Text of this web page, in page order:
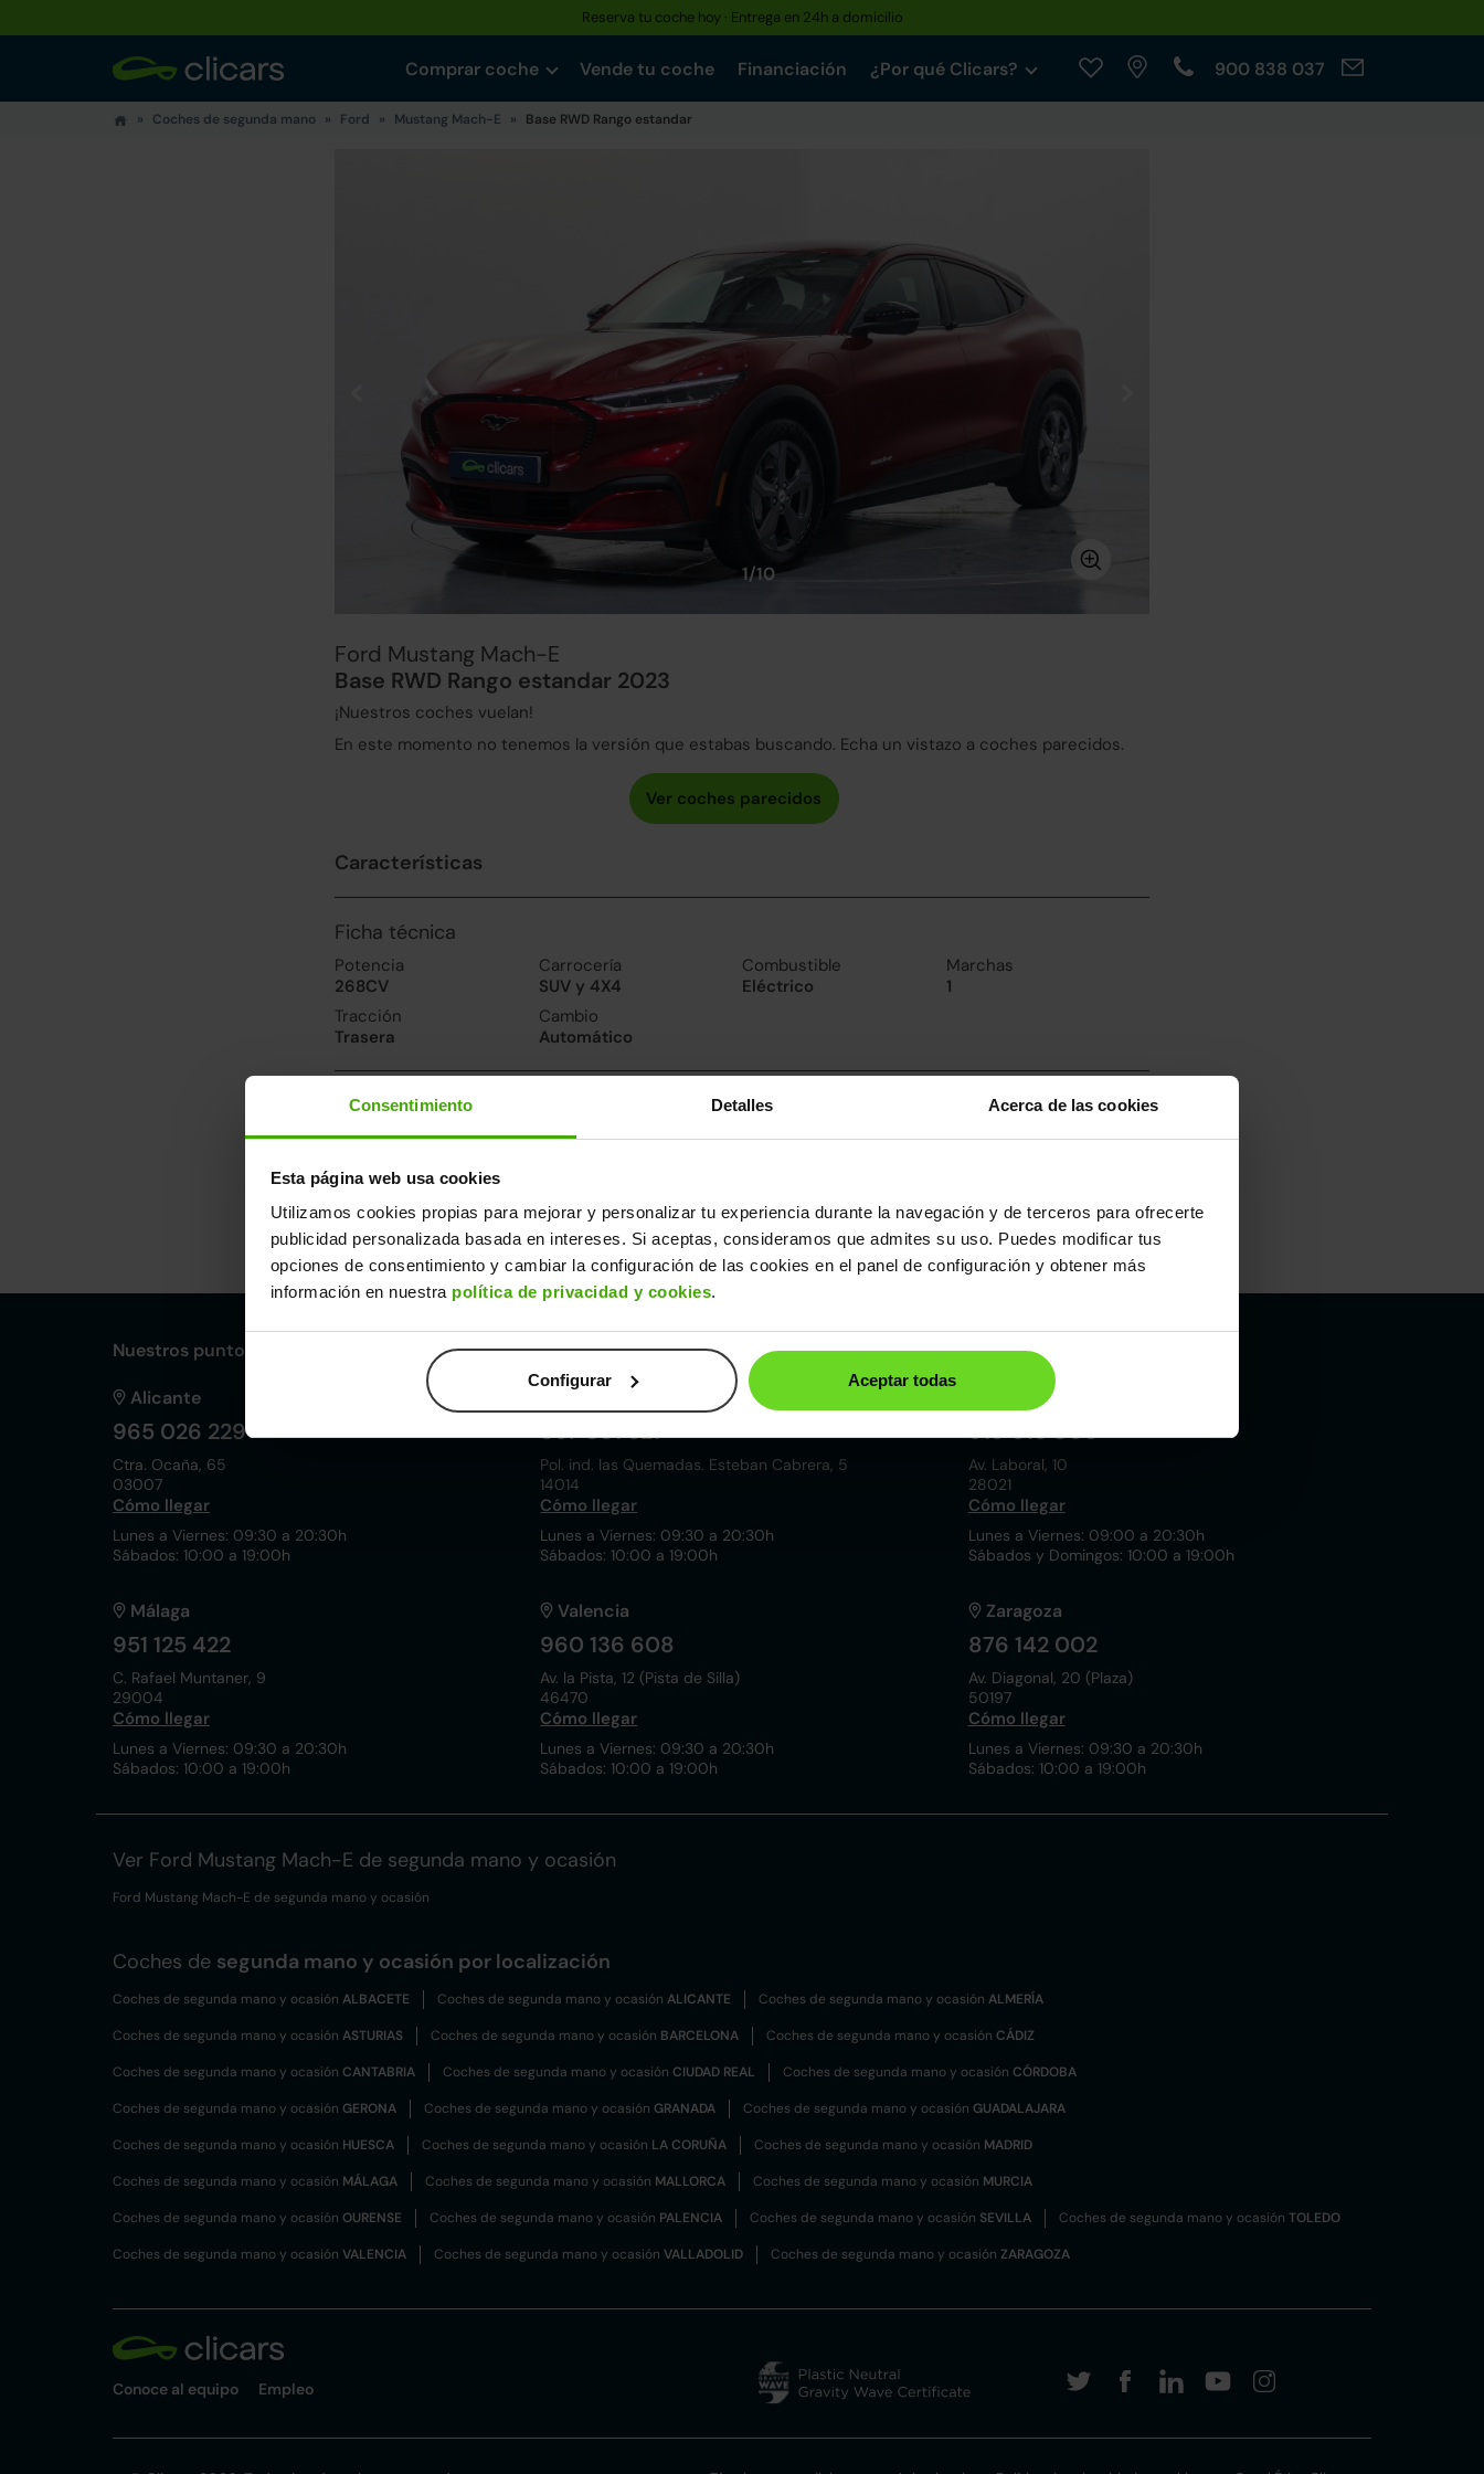
Consentimiento Detalles Acerca de las cookies
Esta página web usa cookies
Utilizamos cookies propias para mejorar y personalizar tu experiencia durante la navegación y de terceros para ofrecerte
publicidad personalizada basada en intereses. Si aceptas, consideramos que admites su uso. Puedes modificar tus
opciones de consentimiento y cambiar la configuración de las cookies en el panel de configuración y obtener más
información en nuestra política de privacidad y cookies.
Configurar Aceptar todas
Reserva tu coche hoy · Entrega en 24h a domicilio
Comprar coche Vende tu coche Financiación ¿Por qué Clicars? 900 838 037
Coches de segunda mano Ford Mustang Mach-E Base RWD Rango estandar
1/10
Ford Mustang Mach-E
Base RWD Rango estandar 2023
¡Nuestros coches vuelan!
En este momento no tenemos la versión que estabas buscando. Echa un vistazo a coches parecidos.
Características
Ficha técnica
Potencia
268CV
Carrocería
SUV y 4X4
Combustible
Eléctrico
Marchas
1
Tracción
Trasera
Cambio
Automático
Prestaciones y consumo
Velocidad máxima
De 0 a 100 km/h
Dimensiones y otros datos
Largo
4,71m
Ancho
1,88m
Alto
1,60m
Peso
Maletero
Nuestros puntos de venta Clicars:
Alicante
965 026 229
Ctra. Ocaña, 65
03007
Cómo llegar
Lunes a Viernes: 09:30 a 20:30h
Sábados: 10:00 a 19:00h
857 881 521
Pol. ind. las Quemadas. Esteban Cabrera, 5
14014
Cómo llegar
Lunes a Viernes: 09:30 a 20:30h
Sábados: 10:00 a 19:00h
919 015 000
Av. Laboral, 10
28021
Cómo llegar
Lunes a Viernes: 09:00 a 20:30h
Sábados y Domingos: 10:00 a 19:00h
Málaga
951 125 422
C. Rafael Muntaner, 9
29004
Cómo llegar
Lunes a Viernes: 09:30 a 20:30h
Sábados: 10:00 a 19:00h
Valencia
960 136 608
Av. la Pista, 12 (Pista de Silla)
46470
Cómo llegar
Lunes a Viernes: 09:30 a 20:30h
Sábados: 10:00 a 19:00h
Zaragoza
876 142 002
Av. Diagonal, 20 (Plaza)
50197
Cómo llegar
Lunes a Viernes: 09:30 a 20:30h
Sábados: 10:00 a 19:00h
Ver Ford Mustang Mach-E de segunda mano y ocasión
Ford Mustang Mach-E de segunda mano y ocasión
Coches de segunda mano y ocasión por localización
Coches de segunda mano y ocasión ALBACETE Coches de segunda mano y ocasión ALICANTE Coches de segunda mano y ocasión ALMERÍA
Coches de segunda mano y ocasión ASTURIAS Coches de segunda mano y ocasión BARCELONA Coches de segunda mano y ocasión CÁDIZ
Coches de segunda mano y ocasión CANTABRIA Coches de segunda mano y ocasión CIUDAD REAL Coches de segunda mano y ocasión CÓRDOBA
Coches de segunda mano y ocasión GERONA Coches de segunda mano y ocasión GRANADA Coches de segunda mano y ocasión GUADALAJARA
Coches de segunda mano y ocasión HUESCA Coches de segunda mano y ocasión LA CORUÑA Coches de segunda mano y ocasión MADRID
Coches de segunda mano y ocasión MÁLAGA Coches de segunda mano y ocasión MALLORCA Coches de segunda mano y ocasión MURCIA
Coches de segunda mano y ocasión OURENSE Coches de segunda mano y ocasión PALENCIA Coches de segunda mano y ocasión SEVILLA Coches de segunda mano y ocasión TOLEDO
Coches de segunda mano y ocasión VALENCIA Coches de segunda mano y ocasión VALLADOLID Coches de segunda mano y ocasión ZARAGOZA
Conoce al equipo Empleo